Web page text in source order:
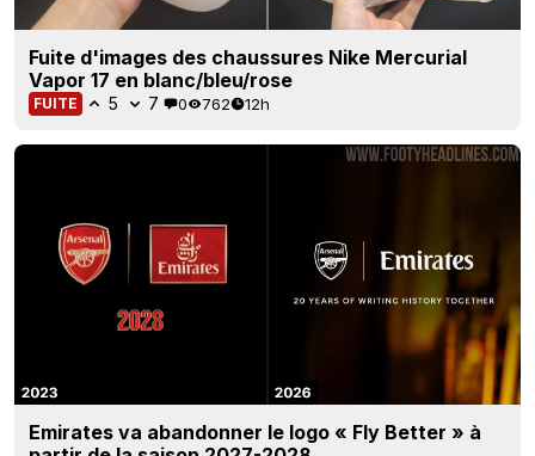
Fuite d'images des chaussures Nike Mercurial
Vapor 17 en blanc/bleu/rose
FUITE 5 7 0 762 12h
Emirates va abandonner le logo « Fly Better » à